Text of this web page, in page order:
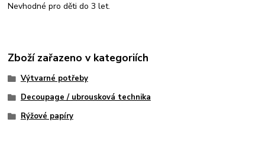
Nevhodné pro děti do 3 let.
Zboží zařazeno v kategoriích
Výtvarné potřeby
Decoupage / ubrousková technika
Rýžové papíry